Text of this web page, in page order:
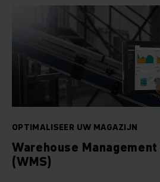
OPTIMALISEER UW MAGAZIJN
Warehouse
(WMS)